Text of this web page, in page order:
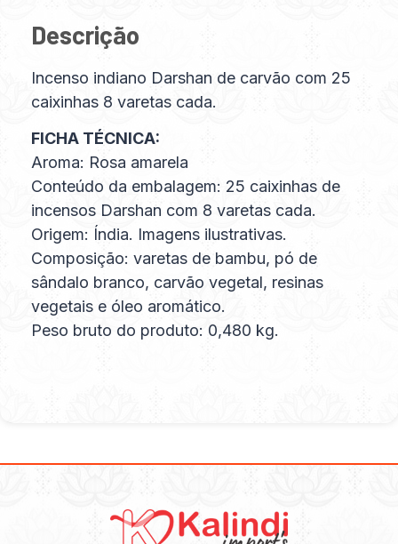
Descrição
Incenso indiano Darshan de carvão com 25
caixinhas 8 varetas cada.
FICHA TÉCNICA:
Aroma: Rosa amarela
Conteúdo da embalagem: 25 caixinhas de
incensos Darshan com 8 varetas cada.
Origem: Índia. Imagens ilustrativas.
Composição: varetas de bambu, pó de
sândalo branco, carvão vegetal, resinas
vegetais e óleo aromático.
Peso bruto do produto: 0,480 kg.